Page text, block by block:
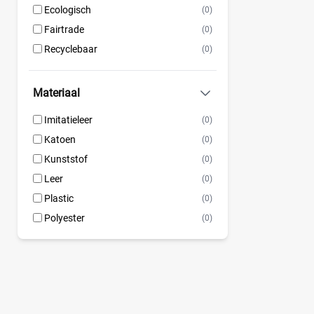
Moon™ KaryMe (2)
Mozzbags (17)
Muifa (1)
NAJELL (3)
Name it (1)
Nijntje (1)
Nobodinoz (25)
Noppies (4)
Nuna (2)
Nuuroo (1)
Ecologisch (0)
Fairtrade (0)
Recyclebaar (0)
Materiaal
Imitatieleer (0)
Katoen (0)
Kunststof (0)
Leer (0)
Plastic (0)
Polyester (0)